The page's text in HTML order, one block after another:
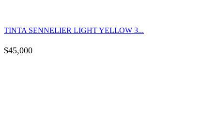
TINTA SENNELIER LIGHT YELLOW 3...
$45,000